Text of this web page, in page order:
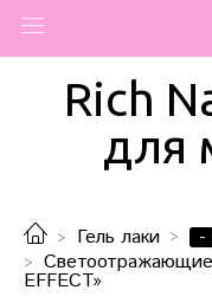
Rich
для
Гель лаки
-
Светоотражающие
EFFECT»